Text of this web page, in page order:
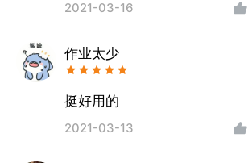
2021-03-16
作业太少
挺好用的
2021-03-13